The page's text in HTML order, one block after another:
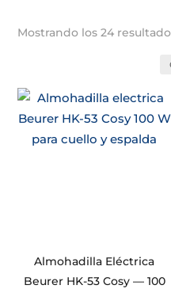
Mostrando los 24
Almohadilla Eléctrica
Beurer HK-53 Cosy — 100